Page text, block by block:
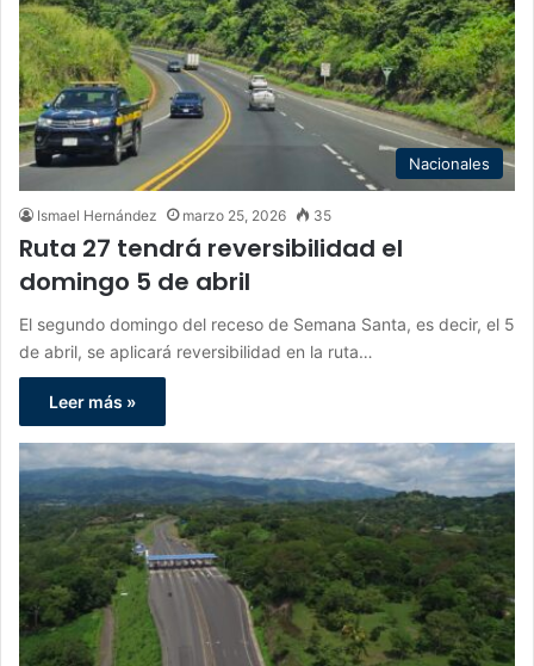
Nacionales
Ismael Hernández marzo 25, 2026 35
Ruta 27 tendrá reversibilidad el
domingo 5 de abril
El segundo domingo del receso de Semana Santa, es decir, el 5
de abril, se aplicará reversibilidad en la ruta…
Leer más »